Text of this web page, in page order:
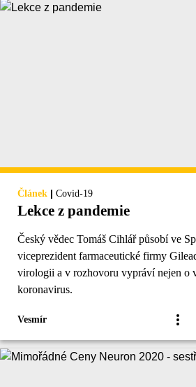
Článek | Covid-19
Lekce z pandemie
Český vědec Tomáš Cihlář působí ve
viceprezident farmaceutické firmy
virologii a v rozhovoru vypráví nejen o
koronavirus.
Vesmír